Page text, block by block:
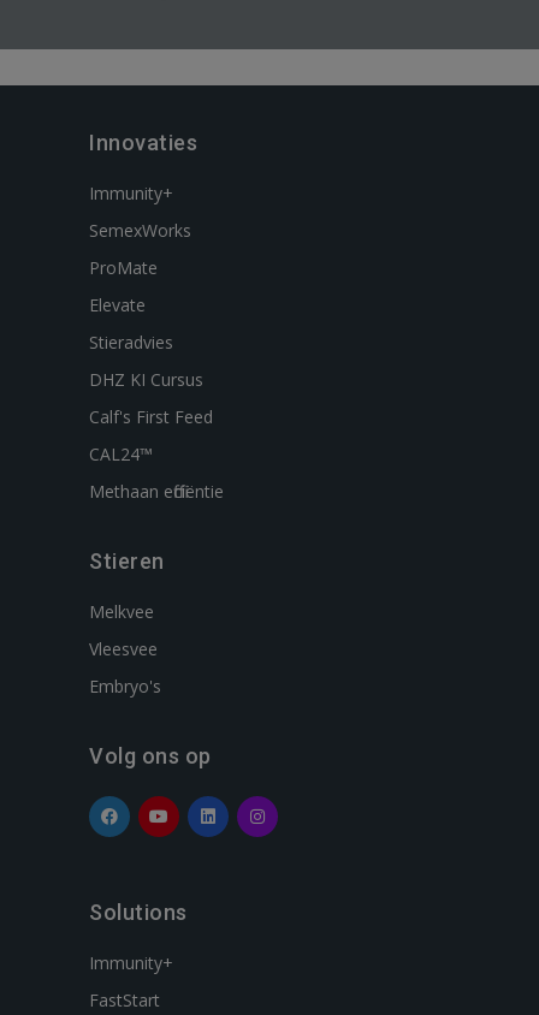
Innovaties
Immunity+
SemexWorks
ProMate
Elevate
Stieradvies
DHZ KI Cursus
Calf's First Feed
CAL24™
Methaan efficiëntie
Stieren
Melkvee
Vleesvee
Embryo's
Volg ons op
Solutions
Immunity+
FastStart